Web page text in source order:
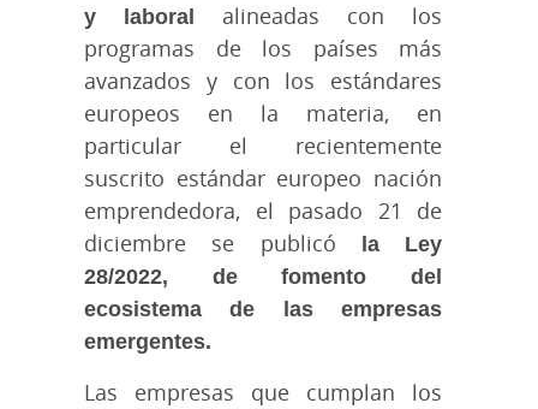
y laboral alineadas con los
programas de los países más
avanzados y con los estándares
europeos en la materia, en
particular el recientemente
suscrito estándar europeo nación
emprendedora, el pasado 21 de
diciembre se publicó la Ley
28/2022, de fomento del
ecosistema de las empresas
emergentes.
Las empresas que cumplan los